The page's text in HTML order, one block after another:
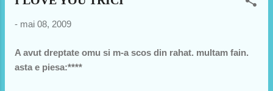
- mai 08, 2009
A avut dreptate omu si m-a scos din rahat. multam fain.
asta e piesa:****